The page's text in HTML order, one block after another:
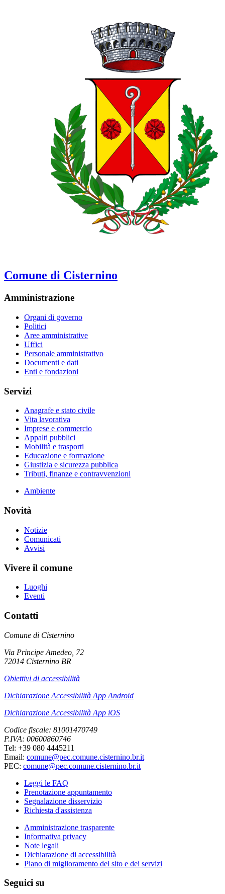
Comune di Cisternino
Amministrazione
Organi di governo
Politici
Aree amministrative
Uffici
Personale amministrativo
Documenti e dati
Enti e fondazioni
Servizi
Anagrafe e stato civile
Vita lavorativa
Imprese e commercio
Appalti pubblici
Mobilità e trasporti
Educazione e formazione
Giustizia e sicurezza pubblica
Tributi, finanze e contravvenzioni
Ambiente
Novità
Notizie
Comunicati
Avvisi
Vivere il comune
Luoghi
Eventi
Contatti
Comune di Cisternino
Via Principe Amedeo, 72
72014 Cisternino BR
Obiettivi di accessibilità
Dichiarazione Accessibilità App Android
Dichiarazione Accessibilità App iOS
Codice fiscale: 81001470749
P.IVA: 00600860746
Tel: +39 080 4445211
Email: comune@pec.comune.cisternino.br.it
PEC: comune@pec.comune.cisternino.br.it
Leggi le FAQ
Prenotazione appuntamento
Segnalazione disservizio
Richiesta d'assistenza
Amministrazione trasparente
Informativa privacy
Note legali
Dichiarazione di accessibilità
Piano di miglioramento del sito e dei servizi
Seguici su